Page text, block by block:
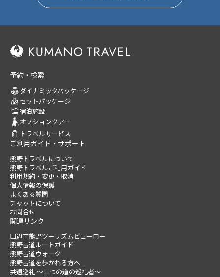
予約・検索
ダイナミックパッケージ
セットパッケージ
宿泊施設
オプションツアー
トラベルサービス
ご利用ガイド・サポート
熊野トラベルについて
熊野トラベルご利用ガイド
利用規約・変更・取消
個人情報の保護
よくある質問
チャットについて
お問合せ
関連リンク
田辺市熊野ツーリズムビューロー
熊野古道ルートガイド
熊野古道ウォーク
熊野古道を歩かれる方へ
共通巡礼 ～二つの道の巡礼者～